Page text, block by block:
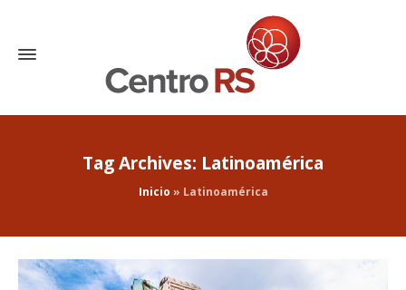
Tag Archives: Latinoamérica
Inicio » Latinoamérica